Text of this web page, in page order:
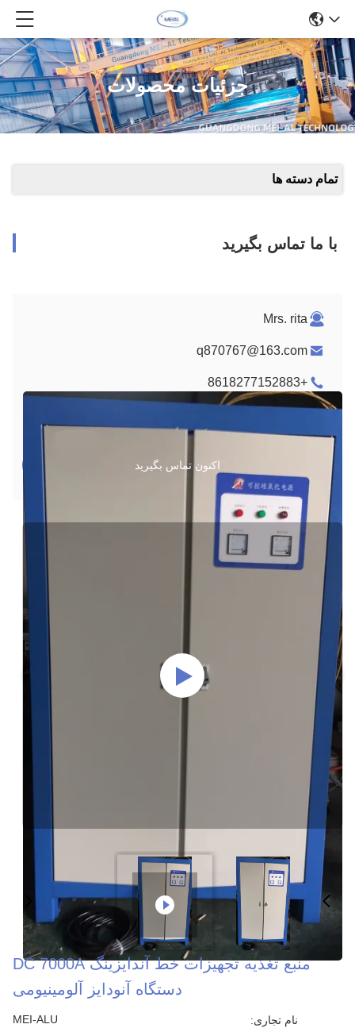
جزئیات محصولات
تمام دسته ها
با ما تماس بگیرید
Mrs. rita
q870767@163.com
+8618277152883
اکنون تماس بگیرید
منبع تغذیه تجهیزات خط آندایزینگ DC 7000A
دستگاه آنودایز آلومینیومی
نام تجاری: MEI-ALU